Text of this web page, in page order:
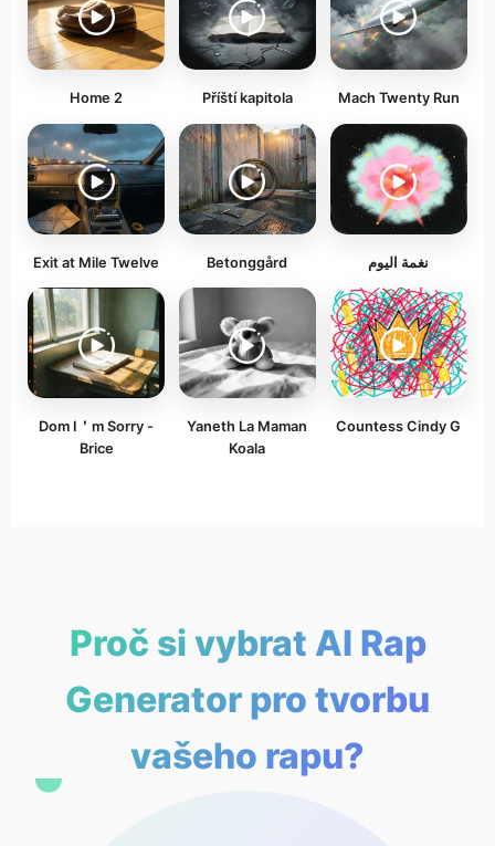
Home 2 Příští kapitola Mach Twenty Run
Exit at Mile Twelve Betonggård نغمة اليوم
Dom I＇m Sorry -
Brice
Yaneth La Maman
Koala
Countess Cindy G
Proč si vybrat AI Rap
Generator pro tvorbu
vašeho rapu?